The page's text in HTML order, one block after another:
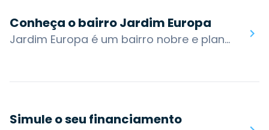
Conheça o bairro Jardim Europa
Jardim Europa é um bairro nobre e planejado, localizado na zona norte de Porto Alegre. É bastante novo, foi criado oficialmente em 2016 a partir das mudanças nos arredores do Shopping Iguatemi, formado por diversas torres que contornam o Parque Germânia.O bairro é bastante comercial, contando com os shoppings Iguatemi, Bourbon Country e Viva Open Mall, que oferecem para a região uma infinidade de produtos e serviços, como conveniências, lojas dos mais diversos segmentos, excelentes cafés, restaurantes, além de cinemas, teatro e espaços para eventos.O bairro possui acesso por algumas das principais vias da cidade: Av. Túlio de Rose, R. Carlos Contursi, R. Antônio Carlos Berta, R. Thadeu Onar, R. Indiana, Av. Ferdinand Kisslinger e Av. Veríssimo de Amaral. Os bairros nos arredores são: Boa Vista, Cristo Redentor, Higienópolis, Passo da Areia, Jardim Lindóia e Jardim São Pedro.Você encontra no bairro Jardim Europa: Shopping Iguatemi, Shopping Bourbon Country, Viva Open Mall, Casa Vetro, Outback, Parque Germânia.
Simule o seu financiamento